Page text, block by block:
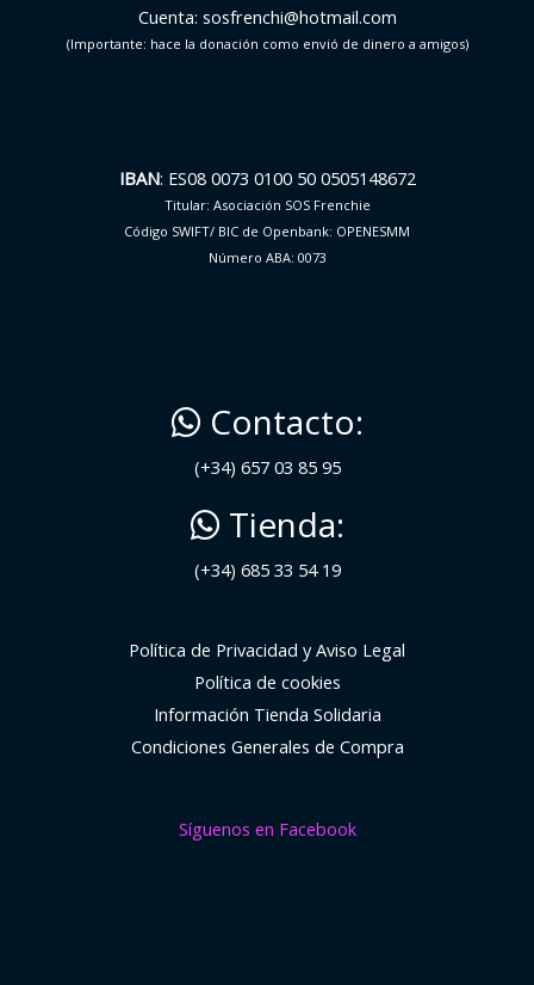
Cuenta: sosfrenchi@hotmail.com
(Importante: hace la donación como envió de dinero a amigos)
IBAN: ES08 0073 0100 50 0505148672
Titular: Asociación SOS Frenchie
Código SWIFT/ BIC de Openbank: OPENESMM
Número ABA: 0073
Contacto:
(+34) 657 03 85 95
Tienda:
(+34) 685 33 54 19
Política de Privacidad y Aviso Legal
Política de cookies
Información Tienda Solidaria
Condiciones Generales de Compra
Síguenos en Facebook